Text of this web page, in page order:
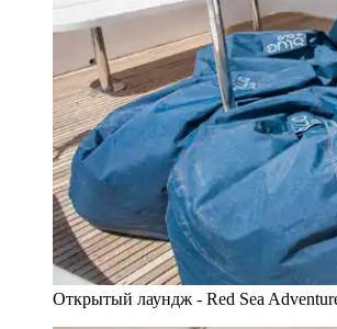
Открытый лаундж - Red Sea